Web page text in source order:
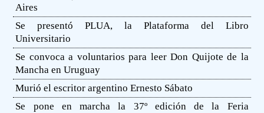
Aires
Se presentó PLUA, la Plataforma del Libro
Universitario
Se convoca a voluntarios para leer Don Quijote de la
Mancha en Uruguay
Murió el escritor argentino Ernesto Sábato
Se pone en marcha la 37º edición de la Feria